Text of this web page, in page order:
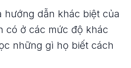
dẫn khác biệt của
có ở các mức độ khác
những gì họ biết cách